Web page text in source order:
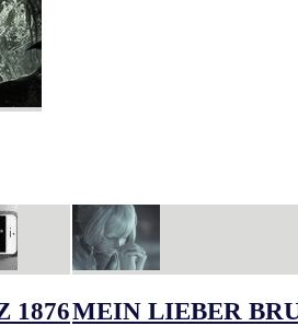
1876MEIN LIEBER